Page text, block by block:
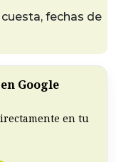
fechas de
Google
en tu